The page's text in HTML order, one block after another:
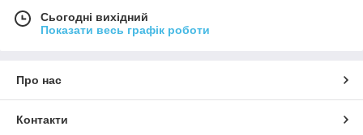
Сьогодні вихідний
Показати весь графік роботи
Про нас
Контакти